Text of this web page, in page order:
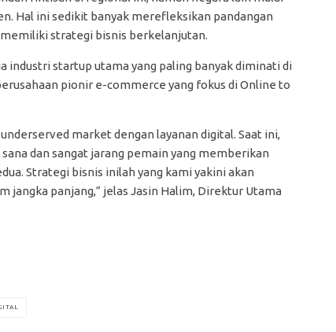
Hal ini sedikit banyak merefleksikan pandangan
strategi bisnis berkelanjutan.
industri startup utama yang paling banyak diminati di
pionir e-commerce yang fokus di Online to
market dengan layanan digital. Saat ini,
dan sangat jarang pemain yang memberikan
Strategi bisnis inilah yang kami yakini akan
jangka panjang,” jelas Jasin Halim, Direktur Utama